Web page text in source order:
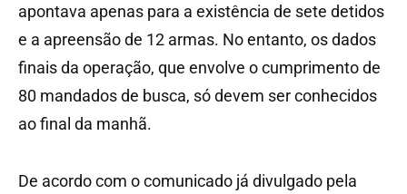
apontava apenas para a existência de sete detidos
e a apreensão de 12 armas. No entanto, os dados
finais da operação, que envolve o cumprimento de
80 mandados de busca, só devem ser conhecidos
ao final da manhã.
De acordo com o comunicado já divulgado pela